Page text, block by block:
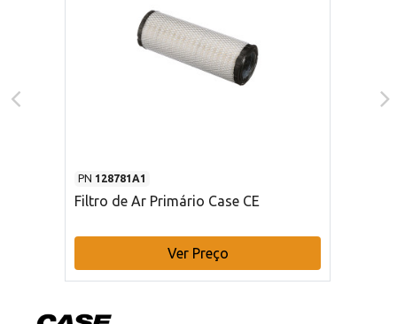
PN 128781A1
Filtro de Ar Primário Case CE
Ver Preço